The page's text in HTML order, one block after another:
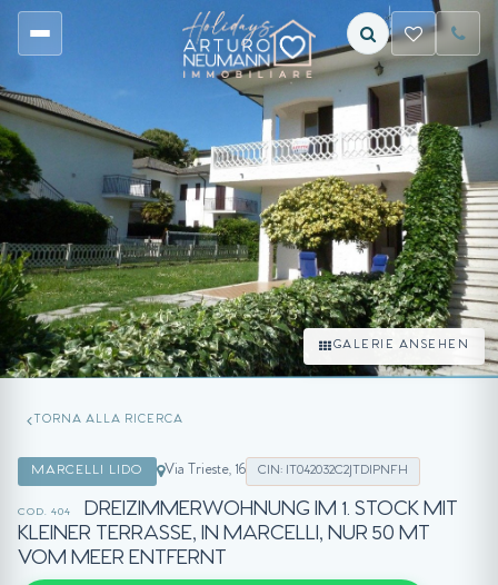
GALERIE ANSEHEN
TORNA ALLA RICERCA
MARCELLI LIDO Via Trieste, 16 CIN: IT042032C2JTDIPNFH
COD. 404
DREIZIMMERWOHNUNG IM 1. STOCK MIT
KLEINER TERRASSE, IN MARCELLI, NUR 50 MT
VOM MEER ENTFERNT